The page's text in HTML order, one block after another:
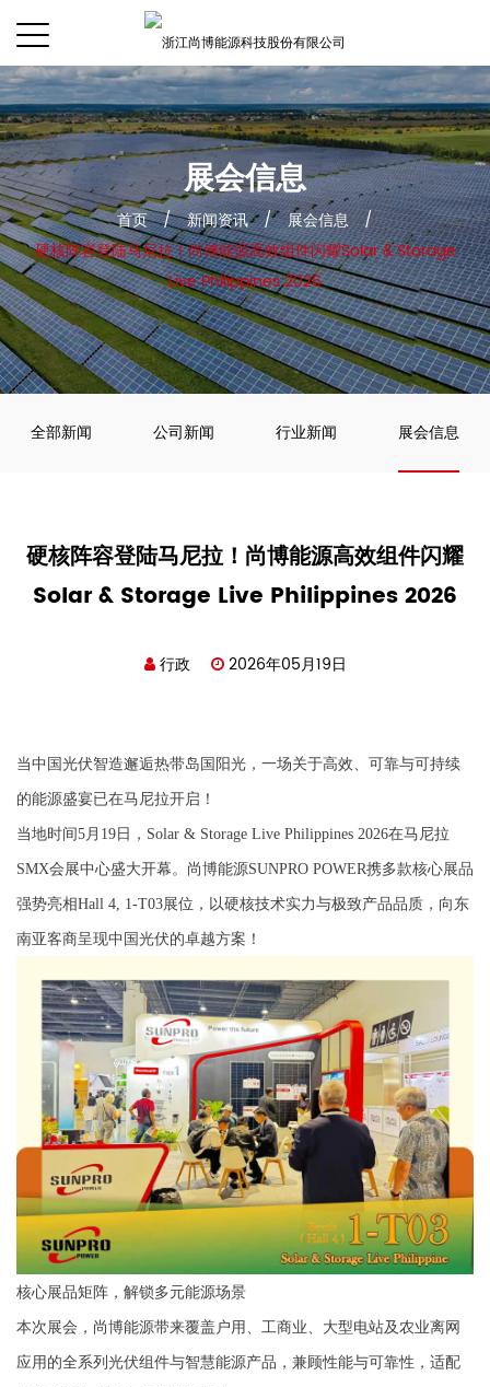
展会信息
首页 / 新闻资讯 / 展会信息 /
硬核阵容登陆马尼拉！尚博能源高效组件闪耀Solar & Storage
Live Philippines 2026
全部新闻 公司新闻 行业新闻 展会信息
硬核阵容登陆马尼拉！尚博能源高效组件闪耀
Solar & Storage Live Philippines 2026
行政 2026年05月19日
当中国光伏智造邂逅热带岛国阳光，一场关于高效、可靠与可持续
的能源盛宴已在马尼拉开启！
当地时间5月19日 ，Solar & Storage Live Philippines 2026在马尼拉
SMX会展中心盛大开幕。尚博能源SUNPRO POWER携多款核心展品
强势亮相Hall 4, 1-T03展位 ，以硬核技术实力与极致产品品质，向东
南亚客商呈现中国光伏的卓越方案！
核心展品矩阵，解锁多元能源场景
本次展会，尚博能源带来覆盖户用、工商业、大型电站及农业离网
应用的全系列光伏组件与智慧能源产品，兼顾性能与可靠性，适配